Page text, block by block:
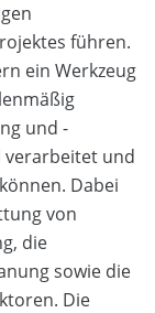
führen.
ein Werkzeug
und -
verarbeitet und
Dabei
von
die
sowie die
Die